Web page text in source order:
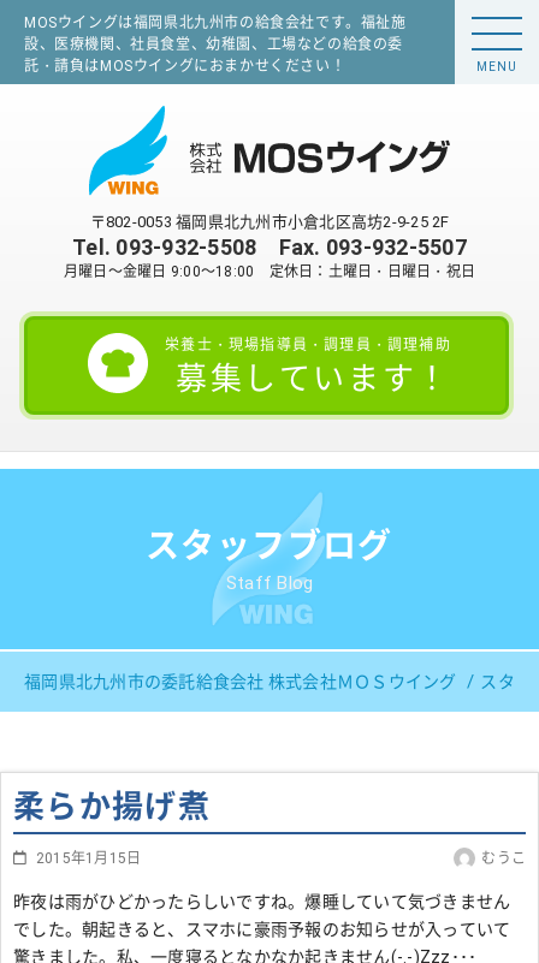
MOSウイングは福岡県北九州市の給食会社です。福祉施
設、医療機関、社員食堂、幼稚園、工場などの給食の委
託・請負はMOSウイングにおまかせください！
〒802-0053 福岡県北九州市小倉北区高坊2-9-25 2F
Tel. 093-932-5508 Fax. 093-932-5507
月曜日～金曜日 9:00～18:00 定休日：土曜日・日曜日・祝日
栄養士・現場指導員・調理員・調理補助
募集しています！
MENU
スタッフブログ
Staff Blog
福岡県北九州市の委託給食会社 株式会社ＭＯＳウイング スタッ
柔らか揚げ煮
2015年1月15日 むうこ
昨夜は雨がひどかったらしいですね。爆睡していて気づきません
でした。朝起きると、スマホに豪雨予報のお知らせが入っていて
驚きました。私、一度寝るとなかなか起きません(-.-)Zzz･･･